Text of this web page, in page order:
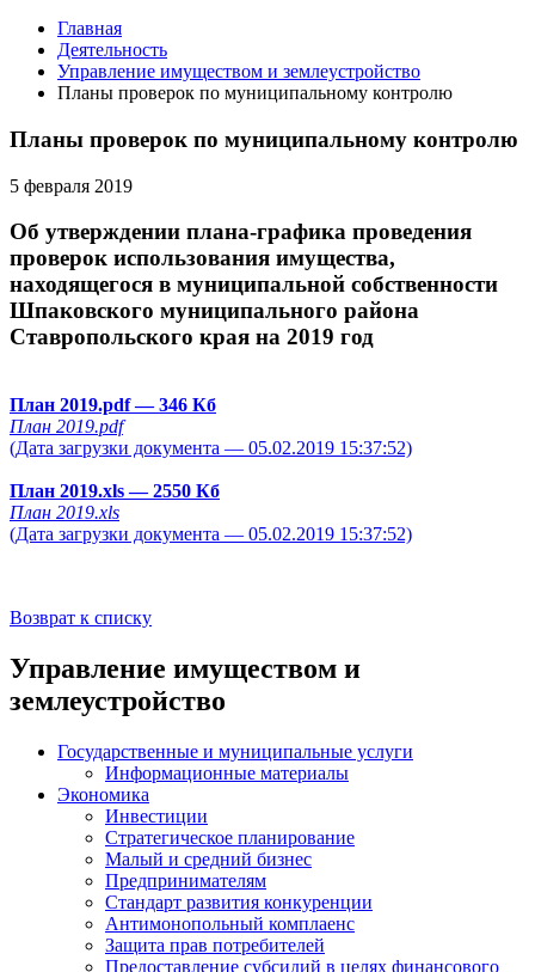
Главная
Деятельность
Управление имуществом и землеустройство
Планы проверок по муниципальному контролю
Планы проверок по муниципальному контролю
5 февраля 2019
Об утверждении плана-графика проведения
проверок использования имущества,
находящегося в муниципальной собственности
Шпаковского муниципального района
Ставропольского края на 2019 год
План 2019.pdf— 346 Кб
План 2019.pdf
(Дата загрузки документа — 05.02.2019 15:37:52)
План 2019.xls— 2550 Кб
План 2019.xls
(Дата загрузки документа — 05.02.2019 15:37:52)
Возврат к списку
Управление имуществом и
землеустройство
Государственные и муниципальные услуги
Информационные материалы
Экономика
Инвестиции
Стратегическое планирование
Малый и средний бизнес
Предпринимателям
Стандарт развития конкуренции
Антимонопольный комплаенс
Защита прав потребителей
Предоставление субсидий в целях финансового